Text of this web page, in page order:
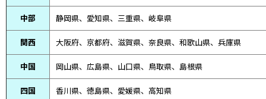
中部 静岡県、 愛知県、 三重県、 岐阜県
関西 大阪府、京都府、滋賀県、奈良県、和歌山県、兵庫県
中国 岡山県、広島県、山口県、鳥取県、島根県
四国 香川県、徳島県、愛媛県、高知県